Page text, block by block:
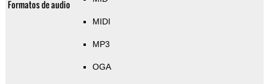
Formatos de audio
MIDI
MP3
OGA